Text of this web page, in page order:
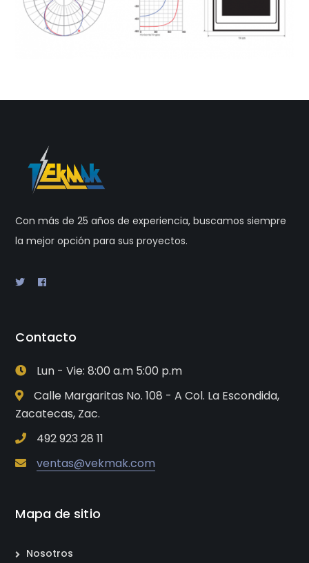
Con más de 25 años de experiencia, buscamos siempre
la mejor opción para sus proyectos.
Contacto
Lun - Vie: 8:00 a.m 5:00 p.m
Calle Margaritas No. 108 - A Col. La Escondida,
Zacatecas, Zac.
492 923 28 11
ventas@vekmak.com
Mapa de sitio
Nosotros